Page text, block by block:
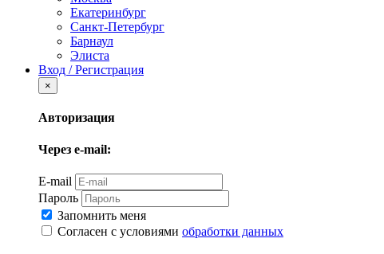
Екатеринбург
Санкт-Петербург
Барнаул
Элиста
Вход / Регистрация
×
Авторизация
Через e-mail:
E-mail
Пароль
Запомнить меня
Согласен с условиями обработки данных